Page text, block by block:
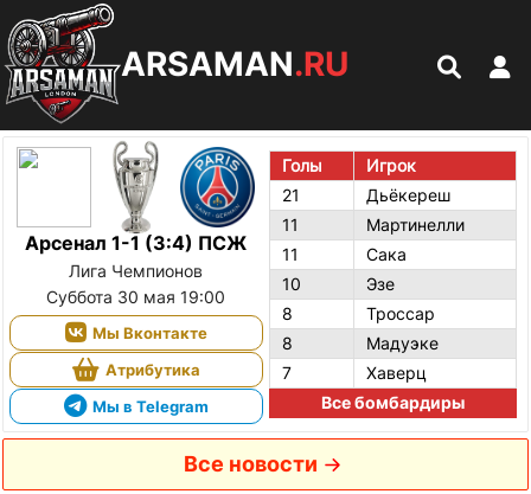
ARSAMAN.RU
Арсенал 1-1 (3:4) ПСЖ
Лига Чемпионов
Суббота 30 мая 19:00
Мы Вконтакте
Атрибутика
Мы в Telegram
Голы
Игрок
21
Дьёкереш
11
Мартинелли
11
Сака
10
Эзе
8
Троссар
8
Мадуэке
7
Хаверц
Все бомбардиры
Все новости